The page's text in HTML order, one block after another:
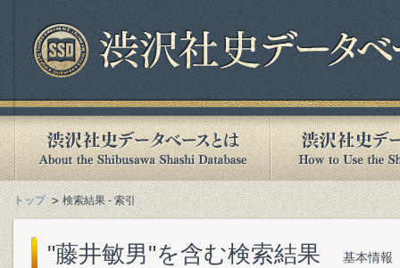
トップ 検索結果 - 索引
"藤井敏男"を含む検索結果 基本情報